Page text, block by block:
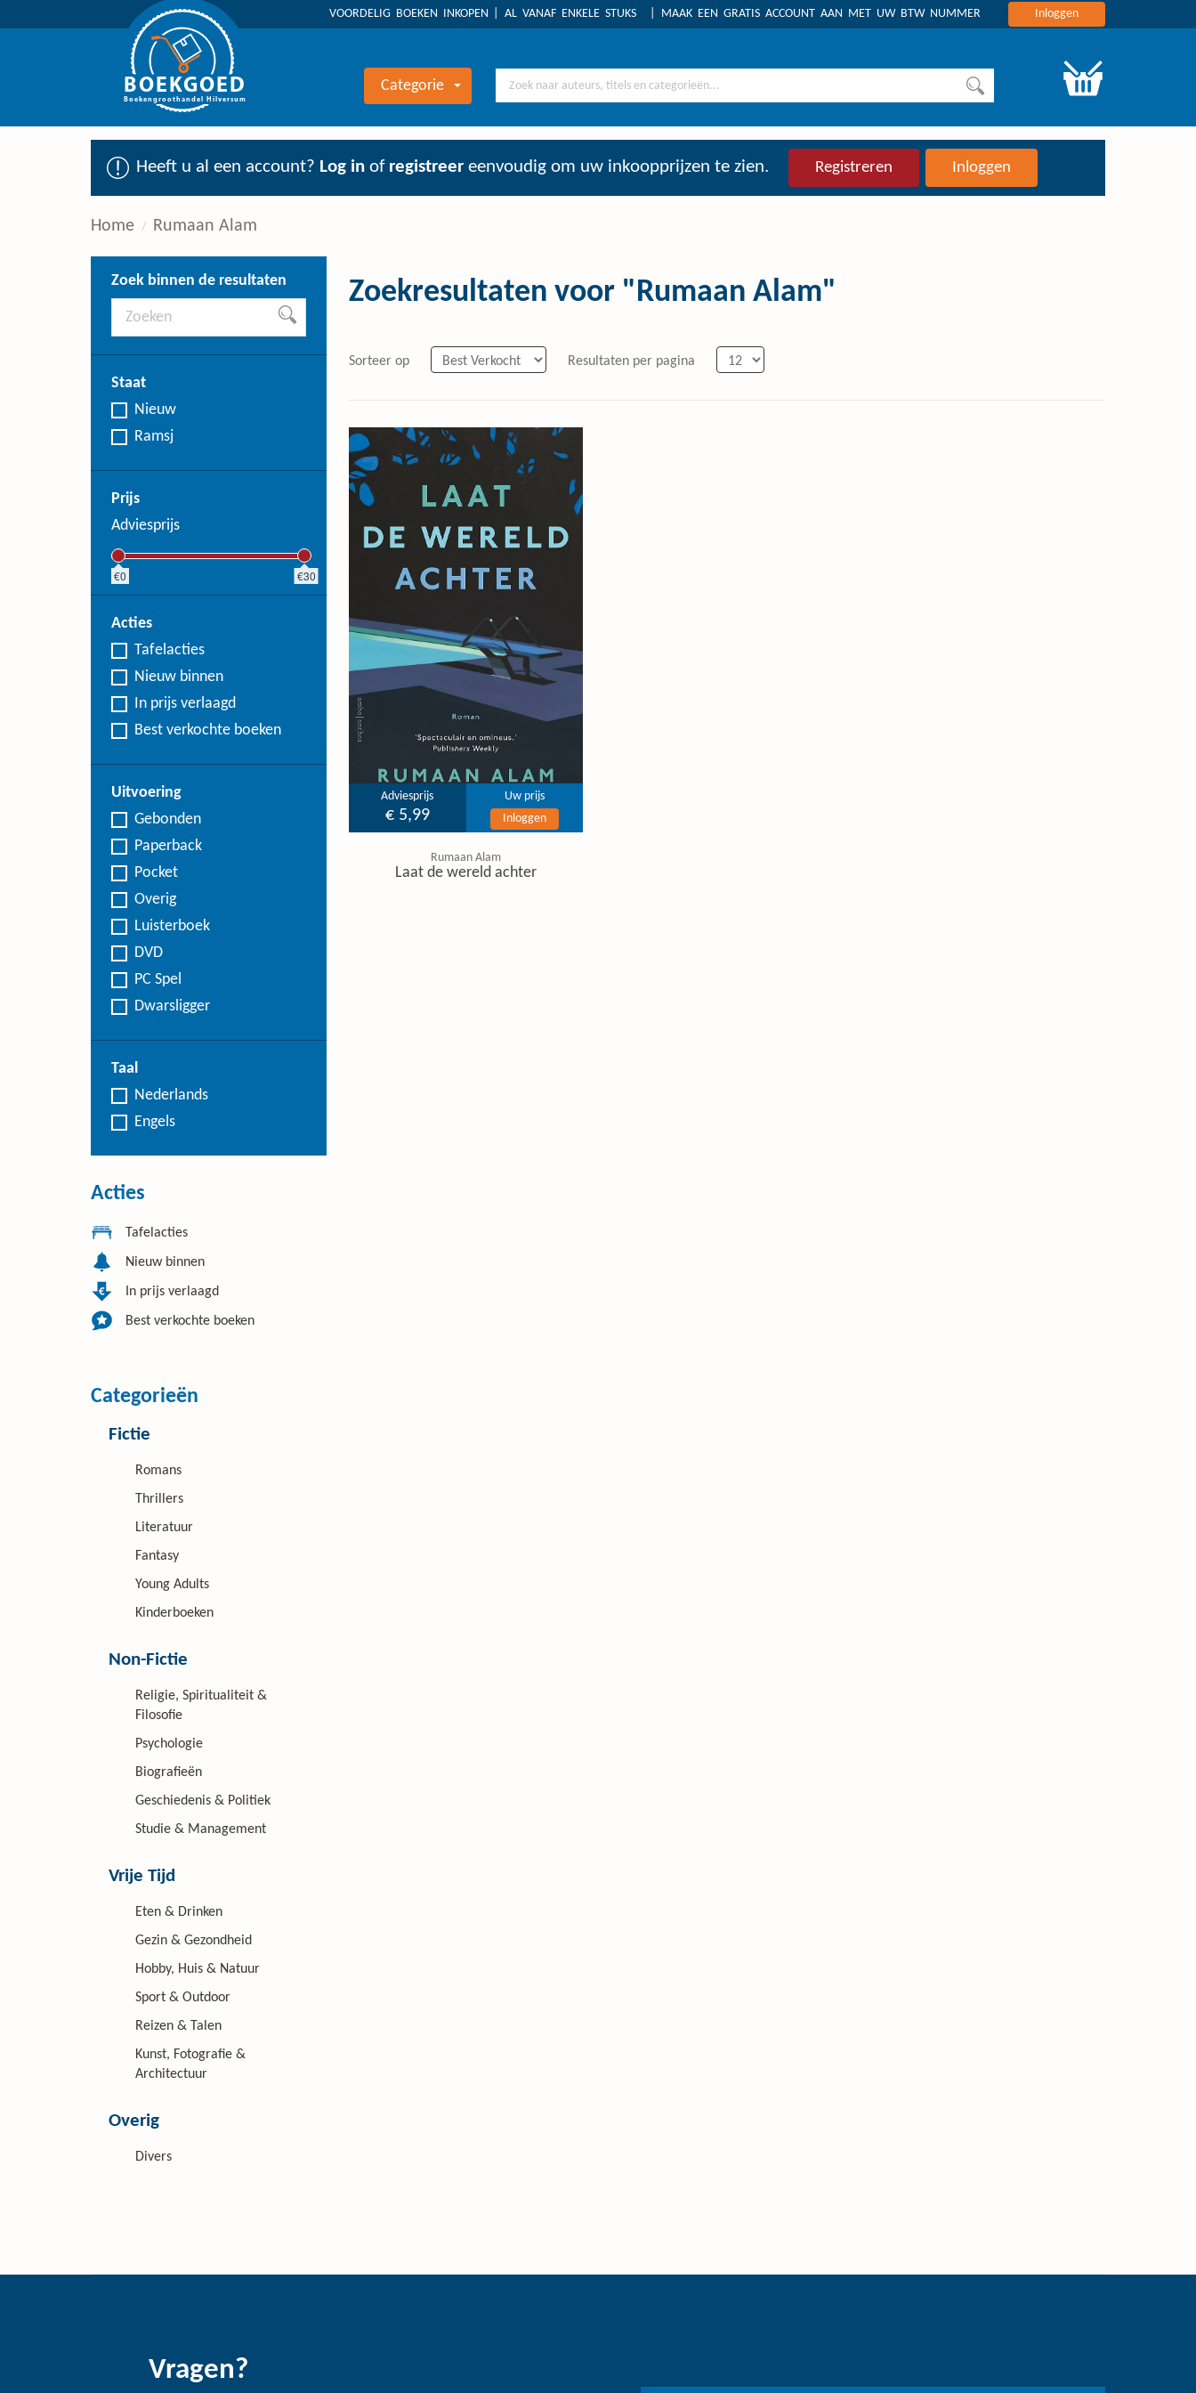
VOORDELIG BOEKEN INKOPEN AL VANAF ENKELE STUKS MAAK EEN GRATIS ACCOUNT AAN MET UW BTW NUMMER Inloggen
BOEKGOED
Boekengroothandel Hilversum
Categorie
Heeft u al een account? Log in of registreer eenvoudig om uw inkoopprijzen te zien. Registreren Inloggen
Home Rumaan Alam
Zoek binnen de resultaten
Staat
Nieuw
Ramsj
Prijs
Adviesprijs
0 30
Acties
Tafelacties
Nieuw binnen
In prijs verlaagd
Best verkochte boeken
Uitvoering
Gebonden
Paperback
Pocket
Overig
Luisterboek
DVD
PC Spel
Dwarsligger
Taal
Nederlands
Engels
Acties
Tafelacties
Nieuw binnen
In prijs verlaagd
Best verkochte boeken
Categorieën
Fictie
Romans
Thrillers
Literatuur
Fantasy
Young Adults
Kinderboeken
Non-Fictie
Religie, Spiritualiteit &
Filosofie
Psychologie
Biografieën
Geschiedenis & Politiek
Studie & Management
Vrije Tijd
Eten & Drinken
Gezin & Gezondheid
Hobby, Huis & Natuur
Sport & Outdoor
Reizen & Talen
Kunst, Fotografie &
Architectuur
Overig
Divers
Zoekresultaten voor "Rumaan Alam"
Sorteer op Resultaten per pagina
Adviesprijs
€ 5,99
Uw prijs
Inloggen
Rumaan Alam
Laat de wereld achter
Vragen?